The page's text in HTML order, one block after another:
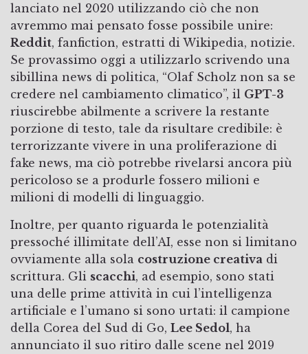
lanciato nel 2020 utilizzando ciò che non
avremmo mai pensato fosse possibile unire:
Reddit, fanfiction, estratti di Wikipedia, notizie.
Se provassimo oggi a utilizzarlo scrivendo una
sibillina news di politica, “Olaf Scholz non sa se
credere nel cambiamento climatico”, il GPT-3
riuscirebbe abilmente a scrivere la restante
porzione di testo, tale da risultare credibile: è
terrorizzante vivere in una proliferazione di
fake news, ma ciò potrebbe rivelarsi ancora più
pericoloso se a produrle fossero milioni e
milioni di modelli di linguaggio.
Inoltre, per quanto riguarda le potenzialità
pressoché illimitate dell’AI, esse non si limitano
ovviamente alla sola costruzione creativa di
scrittura. Gli scacchi, ad esempio, sono stati
una delle prime attività in cui l’intelligenza
artificiale e l’umano si sono urtati: il campione
della Corea del Sud di Go, Lee Sedol, ha
annunciato il suo ritiro dalle scene nel 2019